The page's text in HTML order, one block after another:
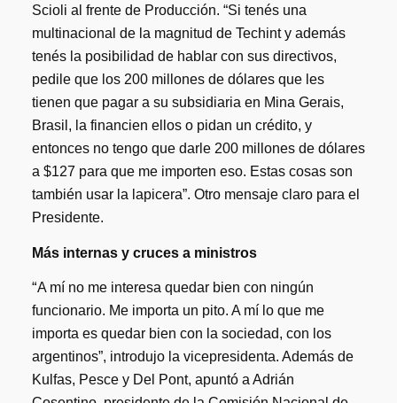
Scioli al frente de Producción. “Si tenés una
multinacional de la magnitud de Techint y además
tenés la posibilidad de hablar con sus directivos,
pedile que los 200 millones de dólares que les
tienen que pagar a su subsidiaria en Mina Gerais,
Brasil, la financien ellos o pidan un crédito, y
entonces no tengo que darle 200 millones de dólares
a $127 para que me importen eso. Estas cosas son
también usar la lapicera”. Otro mensaje claro para el
Presidente.
Más internas y cruces a ministros
“A mí no me interesa quedar bien con ningún
funcionario. Me importa un pito. A mí lo que me
importa es quedar bien con la sociedad, con los
argentinos”, introdujo la vicepresidenta. Además de
Kulfas, Pesce y Del Pont, apuntó a Adrián